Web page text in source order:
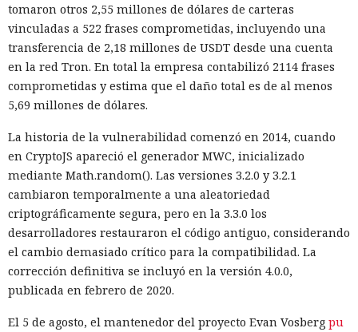
tomaron otros 2,55 millones de dólares de carteras
vinculadas a 522 frases comprometidas, incluyendo una
transferencia de 2,18 millones de USDT desde una cuenta
en la red Tron. En total la empresa contabilizó 2114 frases
comprometidas y estima que el daño total es de al menos
5,69 millones de dólares.
La historia de la vulnerabilidad comenzó en 2014, cuando
en CryptoJS apareció el generador MWC, inicializado
mediante Math.random(). Las versiones 3.2.0 y 3.2.1
cambiaron temporalmente a una aleatoriedad
criptográficamente segura, pero en la 3.3.0 los
desarrolladores restauraron el código antiguo, considerando
el cambio demasiado crítico para la compatibilidad. La
corrección definitiva se incluyó en la versión 4.0.0,
publicada en febrero de 2020.
El 5 de agosto, el mantenedor del proyecto Evan Vosberg pu